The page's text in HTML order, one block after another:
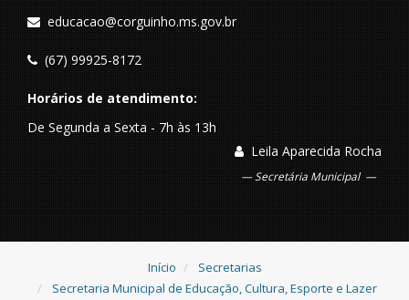
educacao@corguinho.ms.gov.br
(67) 99925-8172
Horários de atendimento:
De Segunda a Sexta - 7h às 13h
Leila Aparecida Rocha
Secretária Municipal
Início
Secretarias
Secretaria Municipal de Educação, Cultura, Esporte e Lazer